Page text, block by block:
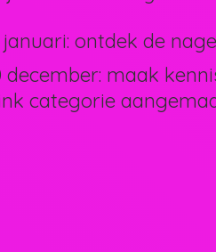
januari: ontdek de
december: maak
categorie